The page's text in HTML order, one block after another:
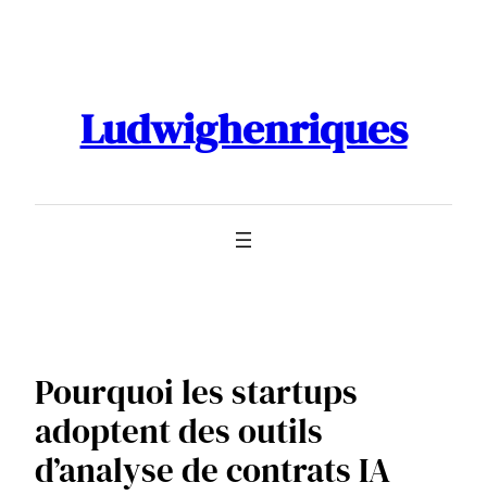
Ludwighenriques
Pourquoi les startups
adoptent des outils
d’analyse de contrats IA